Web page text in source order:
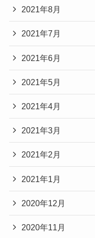
2021年8月
2021年7月
2021年6月
2021年5月
2021年4月
2021年3月
2021年2月
2021年1月
2020年12月
2020年11月